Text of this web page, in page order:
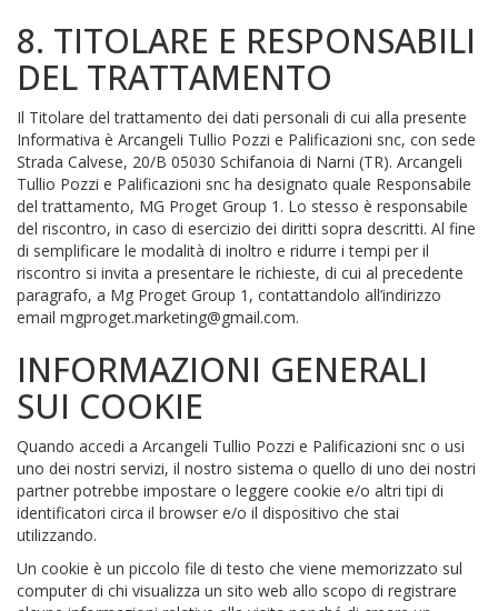
8. TITOLARE E RESPONSABILI
DEL TRATTAMENTO
Il Titolare del trattamento dei dati personali di cui alla presente
Informativa è Arcangeli Tullio Pozzi e Palificazioni snc, con sede
Strada Calvese, 20/B 05030 Schifanoia di Narni (TR). Arcangeli
Tullio Pozzi e Palificazioni snc ha designato quale Responsabile
del trattamento, MG Proget Group 1. Lo stesso è responsabile
del riscontro, in caso di esercizio dei diritti sopra descritti. Al fine
di semplificare le modalità di inoltro e ridurre i tempi per il
riscontro si invita a presentare le richieste, di cui al precedente
paragrafo, a Mg Proget Group 1, contattandolo all’indirizzo
email mgproget.marketing@gmail.com.
INFORMAZIONI GENERALI
SUI COOKIE
Quando accedi a Arcangeli Tullio Pozzi e Palificazioni snc o usi
uno dei nostri servizi, il nostro sistema o quello di uno dei nostri
partner potrebbe impostare o leggere cookie e/o altri tipi di
identificatori circa il browser e/o il dispositivo che stai
utilizzando.
Un cookie è un piccolo file di testo che viene memorizzato sul
computer di chi visualizza un sito web allo scopo di registrare